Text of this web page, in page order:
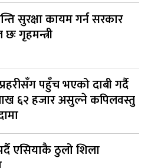
सुरक्षा कायम गर्न सरकार
गृहमन्त्री
पहुँच भएको दाबी गर्दै
६२ हजार असुल्ने कपिलवस्तु
एसियाकै ठुलो शिला